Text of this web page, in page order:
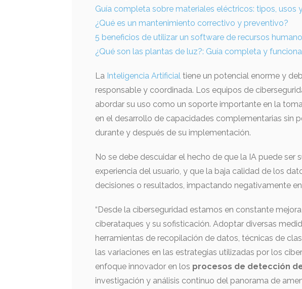
Guía completa sobre materiales eléctricos: tipos, usos
¿Qué es un mantenimiento correctivo y preventivo?
5 beneficios de utilizar un software de recursos
¿Qué son las plantas de luz?: Guía completa y
La Inteligencia Artificial tiene un potencial enorme y
responsable y coordinada. Los equipos de
abordar su uso como un soporte importante en la
en el desarrollo de capacidades complementarias sin
durante y después de su implementación.
No se debe descuidar el hecho de que la IA puede
experiencia del usuario, y que la baja calidad de los
decisiones o resultados, impactando negativamente
“Desde la ciberseguridad estamos en constante
ciberataques y su sofisticación. Adoptar diversas
herramientas de recopilación de datos, técnicas de
las variaciones en las estrategias utilizadas por los
enfoque innovador en los procesos de detección
investigación y análisis continuo del panorama de